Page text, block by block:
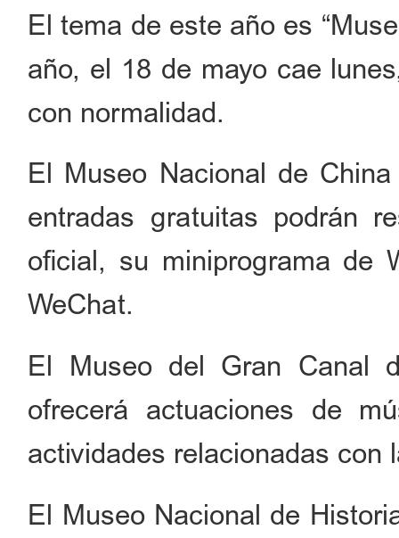
El tema de este año es
año, el 18 de mayo cae
con normalidad.
El Museo Nacional de
entradas gratuitas podrán
oficial, su miniprograma de
WeChat.
El Museo del Gran Canal
ofrecerá actuaciones de
actividades relacionadas con
El Museo Nacional de